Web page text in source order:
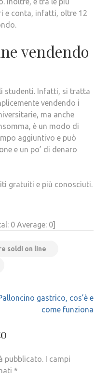
e conta, infatti, oltre 12
vendendo
studenti. Infatti, si tratta
vendendo i
ma anche
è un modo di
aggiuntivo e può
e un po’ di denaro
gratuiti e più conosciuti.
0 Average: 0]
soldi on line
gastrico, cos’è e
come funziona
pubblicato. I campi
*